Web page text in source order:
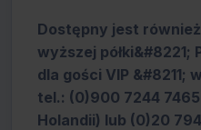
Dostępny jest
wyższej półki&#8221;
dla gości VIP &#8211;
tel.: (0)900 7244
Holandii) lub (0)20